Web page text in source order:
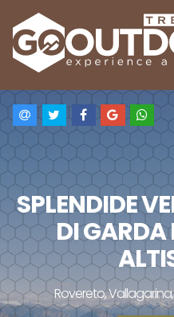
SPLENDIDE
DI GARDA
Rovereto,